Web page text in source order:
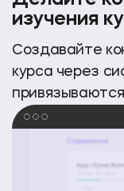
изучения
Создавайте
курса через